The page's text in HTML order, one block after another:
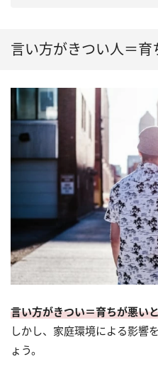
言い方がきつい人＝育
言い方がきつい＝育ちが悪い
しかし、家庭環境による影響
ょう。